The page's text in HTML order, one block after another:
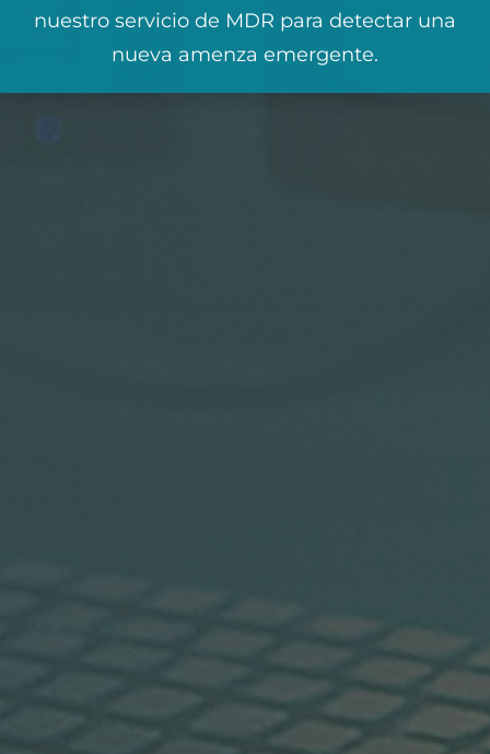
nuestro servicio de MDR para detectar una
nueva amenza emergente.